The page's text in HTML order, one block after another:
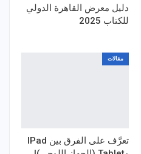
دليل معرض القاهرة الدولي
للكتاب 2025
مقالات
تعرَّف على الفرق بين IPad